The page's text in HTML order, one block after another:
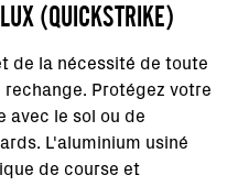
(QUICKSTRIKE)
de la nécessité de toute
Protégez votre
avec le sol ou de
L'aluminium usiné
de course et